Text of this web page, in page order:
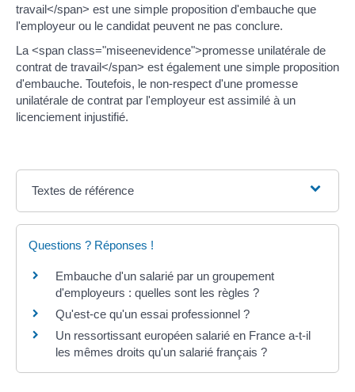
travail</span> est une simple proposition d'embauche que
l'employeur ou le candidat peuvent ne pas conclure.
La <span class="miseenevidence">promesse unilatérale de
contrat de travail</span> est également une simple proposition
d'embauche. Toutefois, le non-respect d'une promesse
unilatérale de contrat par l'employeur est assimilé à un
licenciement injustifié.
Textes de référence
Questions ? Réponses !
Embauche d'un salarié par un groupement
d'employeurs : quelles sont les règles ?
Qu'est-ce qu'un essai professionnel ?
Un ressortissant européen salarié en France a-t-il
les mêmes droits qu'un salarié français ?